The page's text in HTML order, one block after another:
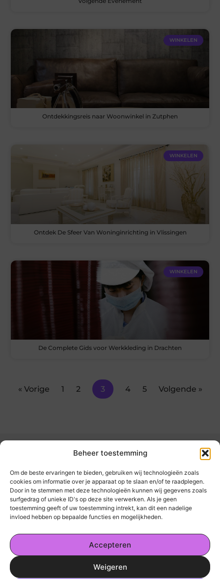
Beheer toestemming
Om de beste ervaringen te bieden, gebruiken wij technologieën zoals
cookies om informatie over je apparaat op te slaan en/of te raadplegen.
Door in te stemmen met deze technologieën kunnen wij gegevens zoals
surfgedrag of unieke ID's op deze site verwerken. Als je geen
toestemming geeft of uw toestemming intrekt, kan dit een nadelige
invloed hebben op bepaalde functies en mogelijkheden.
Accepteren
Weigeren
WINKELEN
Ontdekkingsreis naar Woonwinkel in Zutphen
WINKELEN
Ontdek De Sfeer Van Woninginrichting in Vlissingen
WINKELEN
De Complete Gids voor Werkkleding in Drachten
« Vorige 1 2 3 4 5 Volgende »
kickinsite.nl – Echt, eerlijk, alles wat telt.
Een verzameling van blogs en artikelen die
een breed scala aan onderwerpen uit het
dagelijks leven behandelen.